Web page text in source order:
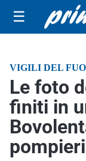
☰
VIGILI DEL
Le foto
finiti in
pompieri